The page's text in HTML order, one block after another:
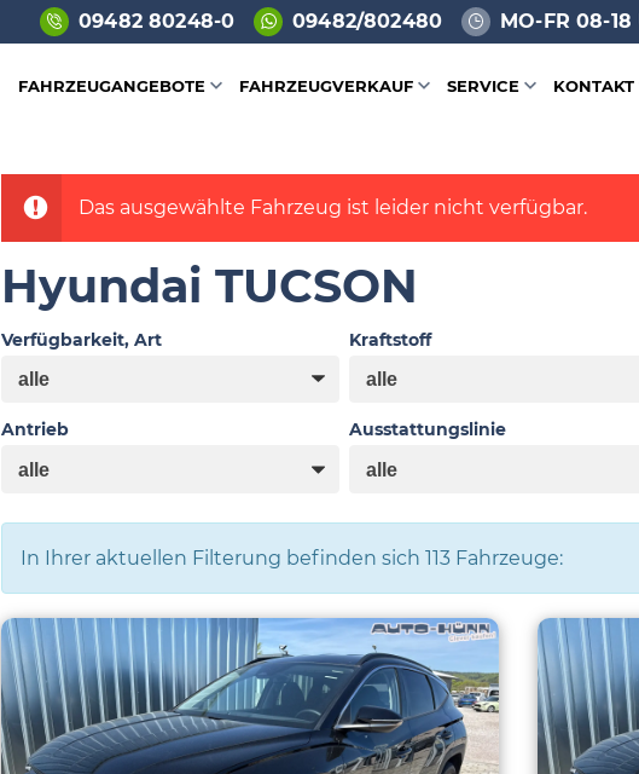
09482 80248-0 09482/802480 MO-FR 08-18
FAHRZEUGANGEBOTE FAHRZEUGVERKAUF SERVICE KONTAKT
Das ausgewählte Fahrzeug ist leider nicht verfügbar.
Hyundai TUCSON
Verfügbarkeit, Art Kraftstoff
Antrieb Ausstattungslinie
In Ihrer aktuellen Filterung befinden sich 113Fahrzeuge: